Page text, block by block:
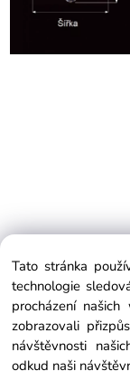
Koperníkova 390/5, 736
Telefon:+420
Copyright © 2018
Tato stránka
technologie
procházení
zobrazovali
návštěvnosti
odkud naši